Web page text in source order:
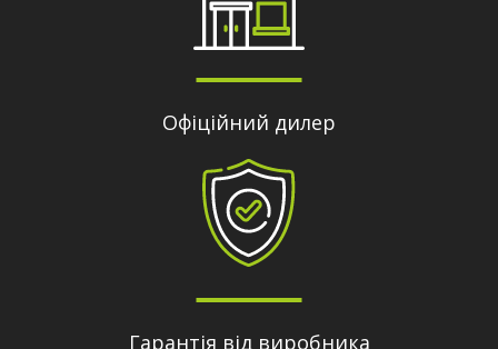
Офіційний дилер
Гарантія від виробника